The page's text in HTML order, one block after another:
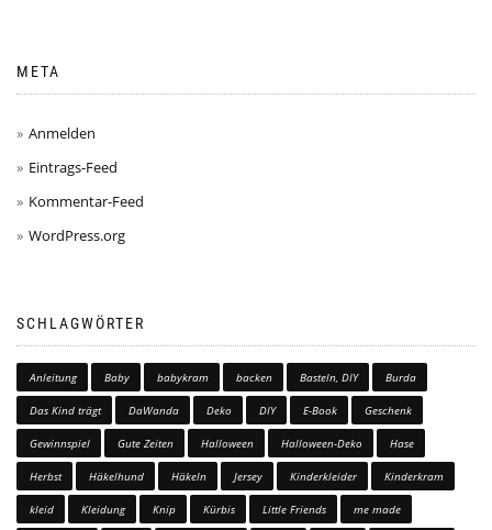
META
Anmelden
Eintrags-Feed
Kommentar-Feed
WordPress.org
SCHLAGWÖRTER
Anleitung Baby babykram backen Basteln, DIY Burda
Das Kind trägt DaWanda Deko DIY E-Book Geschenk
Gewinnspiel Gute Zeiten Halloween Halloween-Deko Hase
Herbst Häkelhund Häkeln Jersey Kinderkleider Kinderkram
kleid Kleidung Knip Kürbis Little Friends me made